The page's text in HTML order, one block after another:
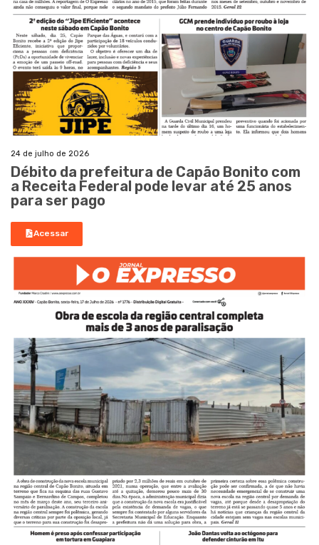
24 de julho de 2026
Débito da prefeitura de Capão Bonito com
a Receita Federal pode levar até 25 anos
para ser pago
Acessar